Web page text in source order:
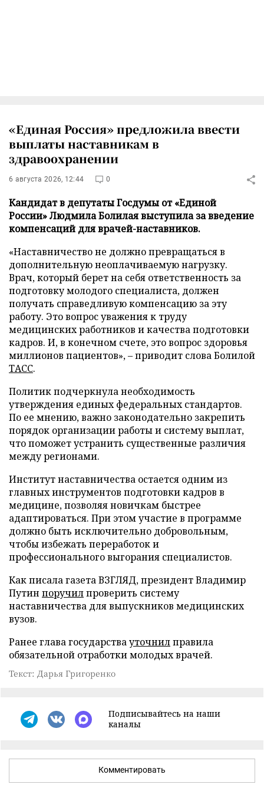
«Единая Россия» предложила ввести
выплаты наставникам в
здравоохранении
6 августа 2026, 12:44 0
Кандидат в депутаты Госдумы от «Единой
России» Людмила Болилая выступила за введение
компенсаций для врачей-наставников.
«Наставничество не должно превращаться в
дополнительную неоплачиваемую нагрузку.
Врач, который берет на себя ответственность за
подготовку молодого специалиста, должен
получать справедливую компенсацию за эту
работу. Это вопрос уважения к труду
медицинских работников и качества подготовки
кадров. И, в конечном счете, это вопрос здоровья
миллионов пациентов», – приводит слова Болилой
ТАСС.
Политик подчеркнула необходимость
утверждения единых федеральных стандартов.
По ее мнению, важно законодательно закрепить
порядок организации работы и систему выплат,
что поможет устранить существенные различия
между регионами.
Институт наставничества остается одним из
главных инструментов подготовки кадров в
медицине, позволяя новичкам быстрее
адаптироваться. При этом участие в программе
должно быть исключительно добровольным,
чтобы избежать переработок и
профессионального выгорания специалистов.
Как писала газета ВЗГЛЯД, президент Владимир
Путин поручилпроверить систему
наставничества для выпускников медицинских
вузов.
Ранее глава государствауточнилправила
обязательной отработки молодых врачей.
Текст: Дарья Григоренко
Подписывайтесь на наши
каналы
Комментировать